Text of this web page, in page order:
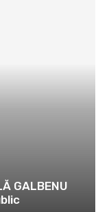
GALBENU